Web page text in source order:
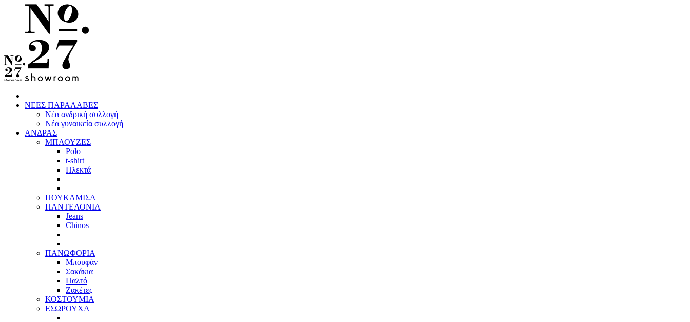
ΝΕΕΣ ΠΑΡΑΛΑΒΕΣ
Νέα ανδρική συλλογή
Νέα γυναικεία συλλογή
ΑΝΔΡΑΣ
ΜΠΛΟΥΖΕΣ
Polo
t-shirt
Πλεκτά
ΠΟΥΚΑΜΙΣΑ
ΠΑΝΤΕΛΟΝΙΑ
Jeans
Chinos
ΠΑΝΩΦΟΡΙΑ
Μπουφάν
Σακάκια
Παλτό
Ζακέτες
ΚΟΣΤΟΥΜΙΑ
ΕΣΩΡΟΥΧΑ